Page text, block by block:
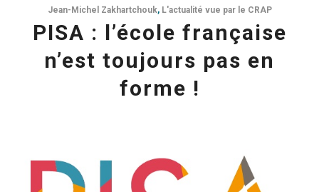
Jean-Michel Zakhartchouk, L'actualité vue par le CRAP
PISA : l’école française
n’est toujours pas en
forme !